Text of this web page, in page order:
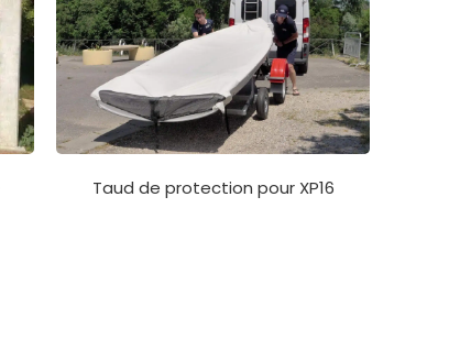
Taud de protection pour XP16